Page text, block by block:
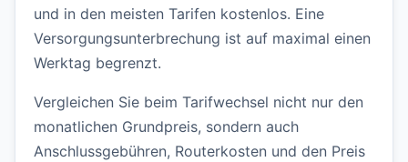
und in den meisten Tarifen kostenlos. Eine
Versorgungsunterbrechung ist auf maximal einen
Werktag begrenzt.
Vergleichen Sie beim Tarifwechsel nicht nur den
monatlichen Grundpreis, sondern auch
Anschlussgebühren, Routerkosten und den Preis